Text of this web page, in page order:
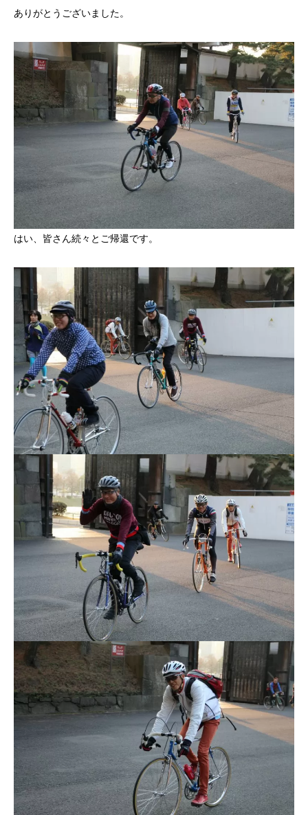
ありがとうございました。
はい、皆さん続々とご帰還です。